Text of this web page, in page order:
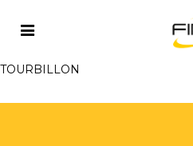
Accueil
TORCHE
TOURBILLON